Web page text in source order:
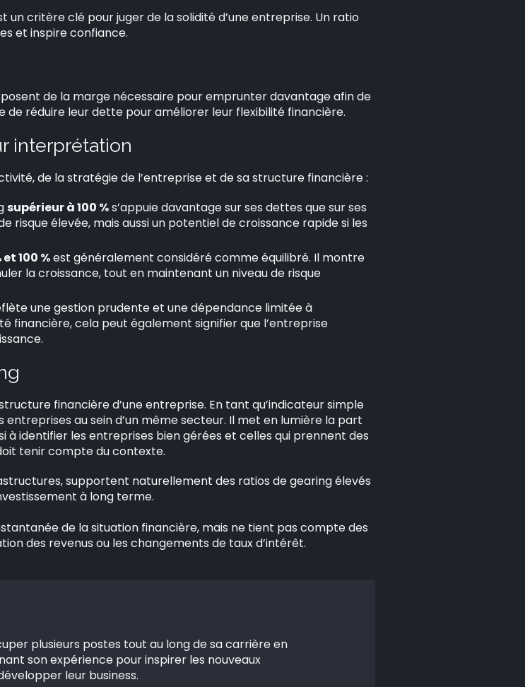
un critère clé pour juger de la solidité d’une entreprise. Un ratio
et inspire confiance.
de la marge nécessaire pour emprunter davantage afin de
de réduire leur dette pour améliorer leur flexibilité financière.
interprétation
de la stratégie de l’entreprise et de sa structure financière :
supérieur à 100 %s’appuie davantage sur ses dettes que sur ses
risque élevée, mais aussi un potentiel de croissance rapide si les
100 %est généralement considéré comme équilibré. Il montre
la croissance, tout en maintenant un niveau de risque
une gestion prudente et une dépendance limitée à
financière, cela peut également signifier que l’entreprise
financière d’une entreprise. En tant qu’indicateur simple
au sein d’un même secteur. Il met en lumière la part
à identifier les entreprises bien gérées et celles qui prennent des
tenir compte du contexte.
supportent naturellement des ratios de gearing élevés
à long terme.
de la situation financière, mais ne tient pas compte des
des revenus ou les changements de taux d’intérêt.
plusieurs postes tout au long de sa carrière en
son expérience pour inspirer les nouveaux
leur business.